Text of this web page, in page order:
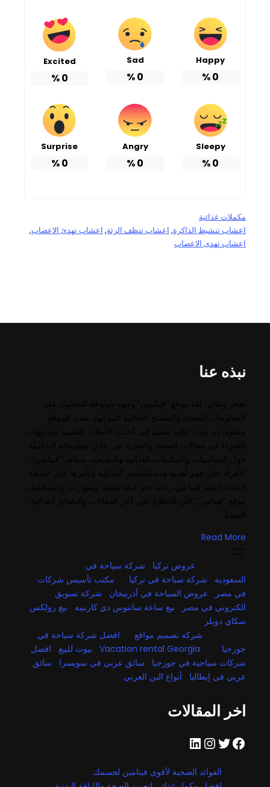
Happy
0
%
Sad
0
%
Excited
0
%
Sleepy
0
%
Angry
0
%
Surprise
0
%
مكملات غذائية
اعشاب تنشيط الذاكرة, اعشاب تنظف الرئة, اعشاب تهدئ الاعصاب,
اعشاب تهدى الاعصاب
نبذه عنا
Read More
عروض تركيا
شركة سياحة في
السعودية
شركة سياحة في تركيا
مكتب تأسيس شركات
في مصر
عروض السياحة في أذربيجان
شركة تسويق
الكتروني في مصر
بيع ساعة سانتوس دي كارتييه
بيع رولكس
سكاي دويلر
شركة تصميم مواقع
افضل شركة سياحة في
جورجيا
Vacation rental Georgia بيوت للبيع
افضل
شركات سياحية في جورجيا
سائق عربي في سويسرا
سائق
عربي في إيطاليا
أنواع البن العربي
اخر المقالات
فيسبوك تويتر إنستجرام لينكد إن
الفوائد الصحية لأقوى فيتامين لجسمك